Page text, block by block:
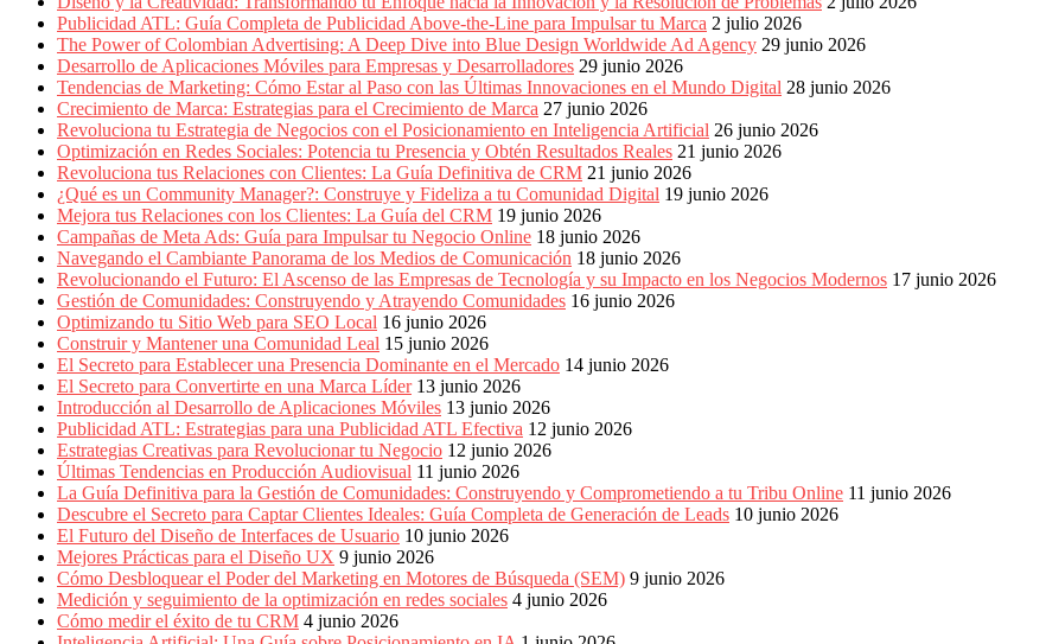
Eventos
Publicitarios,
Colecciónes,
Marcas,
Insigns,
Radio,
Creatividad,
SEO,
SEM,
Free
Press,
RRPP,
Spots,
Comerciales,
Periodismo,
Revistas,
Magazines
ATL,
BTL,
Periódicos
Producción
Gráfica
Colombia.
Publicidad ATL: Guía Completa de Publicidad Above-the-Line para Impulsar tu Marca 2 julio 2026
The Power of Colombian Advertising: A Deep Dive into Blue Design Worldwide Ad Agency 29 junio 2026
Desarrollo de Aplicaciones Móviles para Empresas y Desarrolladores 29 junio 2026
Tendencias de Marketing: Cómo Estar al Paso con las Últimas Innovaciones en el Mundo Digital 28 junio 2026
Crecimiento de Marca: Estrategias para el Crecimiento de Marca 27 junio 2026
Revoluciona tu Estrategia de Negocios con el Posicionamiento en Inteligencia Artificial 26 junio 2026
Optimización en Redes Sociales: Potencia tu Presencia y Obtén Resultados Reales 21 junio 2026
Revoluciona tus Relaciones con Clientes: La Guía Definitiva de CRM 21 junio 2026
¿Qué es un Community Manager?: Construye y Fideliza a tu Comunidad Digital 19 junio 2026
Mejora tus Relaciones con los Clientes: La Guía del CRM 19 junio 2026
Campañas de Meta Ads: Guía para Impulsar tu Negocio Online 18 junio 2026
Navegando el Cambiante Panorama de los Medios de Comunicación 18 junio 2026
Revolucionando el Futuro: El Ascenso de las Empresas de Tecnología y su Impacto en los Negocios Modernos 17 junio 2026
Gestión de Comunidades: Construyendo y Atrayendo Comunidades 16 junio 2026
Optimizando tu Sitio Web para SEO Local 16 junio 2026
Construir y Mantener una Comunidad Leal 15 junio 2026
El Secreto para Establecer una Presencia Dominante en el Mercado 14 junio 2026
El Secreto para Convertirte en una Marca Líder 13 junio 2026
Introducción al Desarrollo de Aplicaciones Móviles 13 junio 2026
Publicidad ATL: Estrategias para una Publicidad ATL Efectiva 12 junio 2026
Estrategias Creativas para Revolucionar tu Negocio 12 junio 2026
Últimas Tendencias en Producción Audiovisual 11 junio 2026
La Guía Definitiva para la Gestión de Comunidades: Construyendo y Comprometiendo a tu Tribu Online 11 junio 2026
Descubre el Secreto para Captar Clientes Ideales: Guía Completa de Generación de Leads 10 junio 2026
El Futuro del Diseño de Interfaces de Usuario 10 junio 2026
Mejores Prácticas para el Diseño UX 9 junio 2026
Cómo Desbloquear el Poder del Marketing en Motores de Búsqueda (SEM) 9 junio 2026
Medición y seguimiento de la optimización en redes sociales 4 junio 2026
Cómo medir el éxito de tu CRM 4 junio 2026